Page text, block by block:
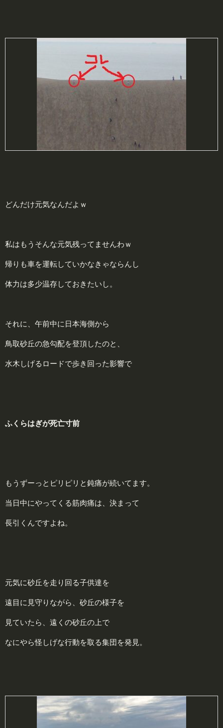
どんだけ元気なんだよｗ
私はもうそんな元気残ってませんわｗ
帰りも車を運転していかなきゃならんし
体力は多少温存しておきたいし。
それに、午前中に日本海側から
鳥取砂丘の急勾配を登頂したのと、
水木しげるロードで歩き回った影響で
ふくらはぎが死亡寸前
もうずーっとピリピリと鈍痛が続いてます。
当日中にやってくる筋肉痛は、決まって
長引くんですよね。
元気に砂丘を走り回る子供達を
遠目に見守りながら、砂丘の様子を
見ていたら、遠くの砂丘の上で
なにやら怪しげな行動を取る集団を発見。